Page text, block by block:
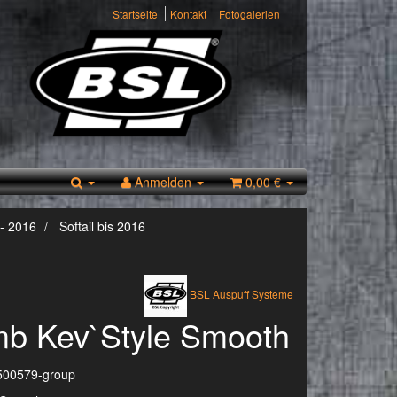
Startseite Kontakt Fotogalerien
Anmelden 0,00 €
2016 Softail bis 2016
BSL Auspuff Systeme
Kev`Style Smooth
group